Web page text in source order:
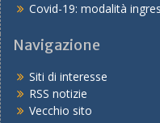
Covid-19: modalità
Navigazione
Siti di interesse
RSS notizie
Vecchio sito